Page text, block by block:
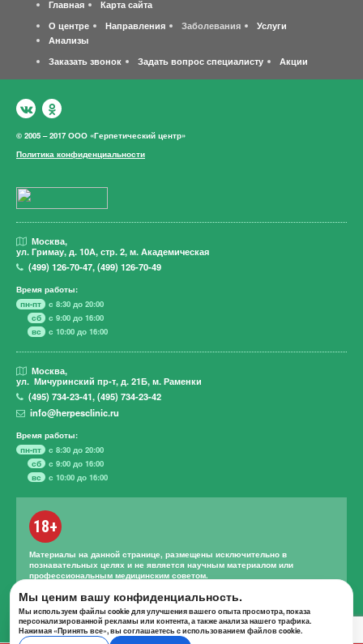
Главная
Карта сайта
О центре
Направления Заболевания
Услуги
Анализы
Заказать звонок
Задать вопрос специалисту Акции
© 2005 – 2017 ООО «Герпетический центр»
Политика конфиденциальности
Москва,
ул. Гримау, д. 10А, стр. 2, м. Академическая
(499)126-70-47,(499)126-70-49
Время работы:
пн-пт
с 8:30 до 20:00
сб
с 9:00 до 16:00
вс
с 10:00 до 16:00
Москва,
ул. Мичуринский пр-т, д. 21Б, м. Раменки
(495)734-23-41,(495)734-23-42
info@herpesclinic.ru
Время работы:
пн-пт
с 8:30 до 20:00
сб
с 9:00 до 16:00
вс
с 10:00 до 16:00
18+
Материалы на данной странице, размещены исключительно в
познавательных целях и не является научным материалом или
профессиональным медицинским советом.
Правильное лечение и назначение лекарственных средств может
проводиться только квалифицированным специалистом с учетом
проведенной диагностики и истории болезни.
Мы ценим вашу конфиденциальность.
Мы используем файлы cookie для улучшения вашего опыта просмотра, показа
персонализированной рекламы или контента, а также анализа нашего трафика.
Нажимая «Принять все», вы соглашаетесь с использованием файлов cookie.